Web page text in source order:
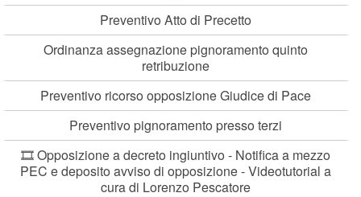
Preventivo Atto di Precetto
Ordinanza assegnazione pignoramento quinto
retribuzione
Preventivo ricorso opposizione Giudice di Pace
Preventivo pignoramento presso terzi
🎞️ Opposizione a decreto ingiuntivo - Notifica a mezzo
PEC e deposito avviso di opposizione - Videotutorial a
cura di Lorenzo Pescatore